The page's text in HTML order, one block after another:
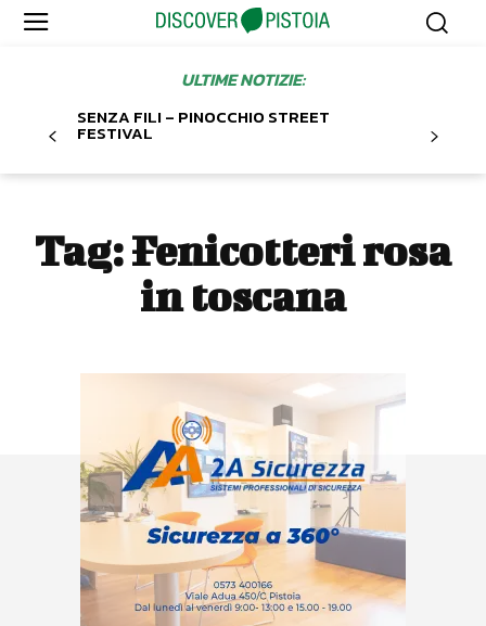
ULTIME NOTIZIE:
SENZA FILI – PINOCCHIO STREET
FESTIVAL
Tag:Fenicotteri rosa
in toscana